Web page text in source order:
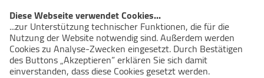
© 2026 Chemnitzer Ricochet Club e.V.
Diese Webseite verwendet Cookies...
...zur Unterstützung technischer Funktionen, die für die
Nutzung der Website notwendig sind. Außerdem werden
Cookies zu Analyse-Zwecken eingesetzt. Durch Bestätigen
des Buttons „Akzeptieren” erklären Sie sich damit
einverstanden, dass diese Cookies gesetzt werden.